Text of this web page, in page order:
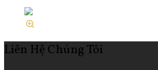
Liên Hệ Chúng Tôi